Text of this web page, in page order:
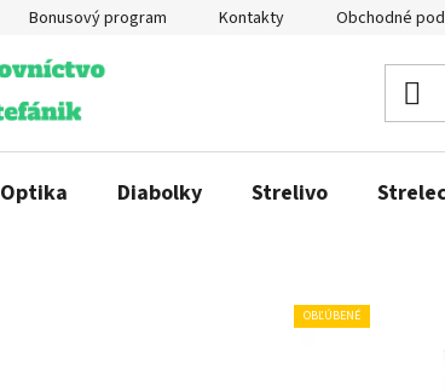
Bonusový program Kontakty Obchodné
Optika Diabolky Strelivo
OBĽÚBENÉ